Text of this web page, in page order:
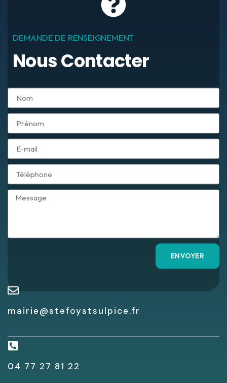
DEMANDE DE RENSEIGNEMENT
Nous Contacter
ENVOYER
mairie@stefoystsulpice.fr
04 77 27 81 22